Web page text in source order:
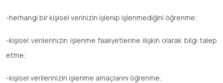
-herhangi bir kişisel verinizin işlenip işlenmediğini öğrenme;
-kişisel verilerinizin işlenme faaliyetlerine ilişkin olarak bilgi talep
etme;
-kişisel verilerinizin işlenme amaçlarını öğrenme;